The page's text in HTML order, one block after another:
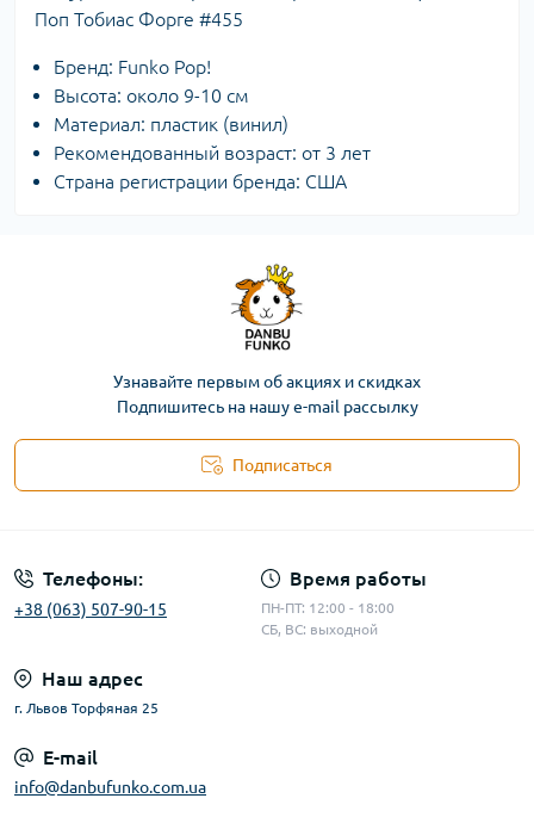
Поп Тобиас Форге #455
Бренд: Funko Pop!
Высота: около 9-10 см
Материал: пластик (винил)
Рекомендованный возраст: от 3 лет
Страна регистрации бренда: США
Узнавайте первым об акциях и скидках
Подпишитесь на нашу e-mail рассылку
Подписаться
Телефоны:
+38 (063) 507-90-15
Время работы
ПН-ПТ: 12:00 - 18:00
СБ, ВС: выходной
Наш адрес
г. Львов Торфяная 25
E-mail
info@danbufunko.com.ua